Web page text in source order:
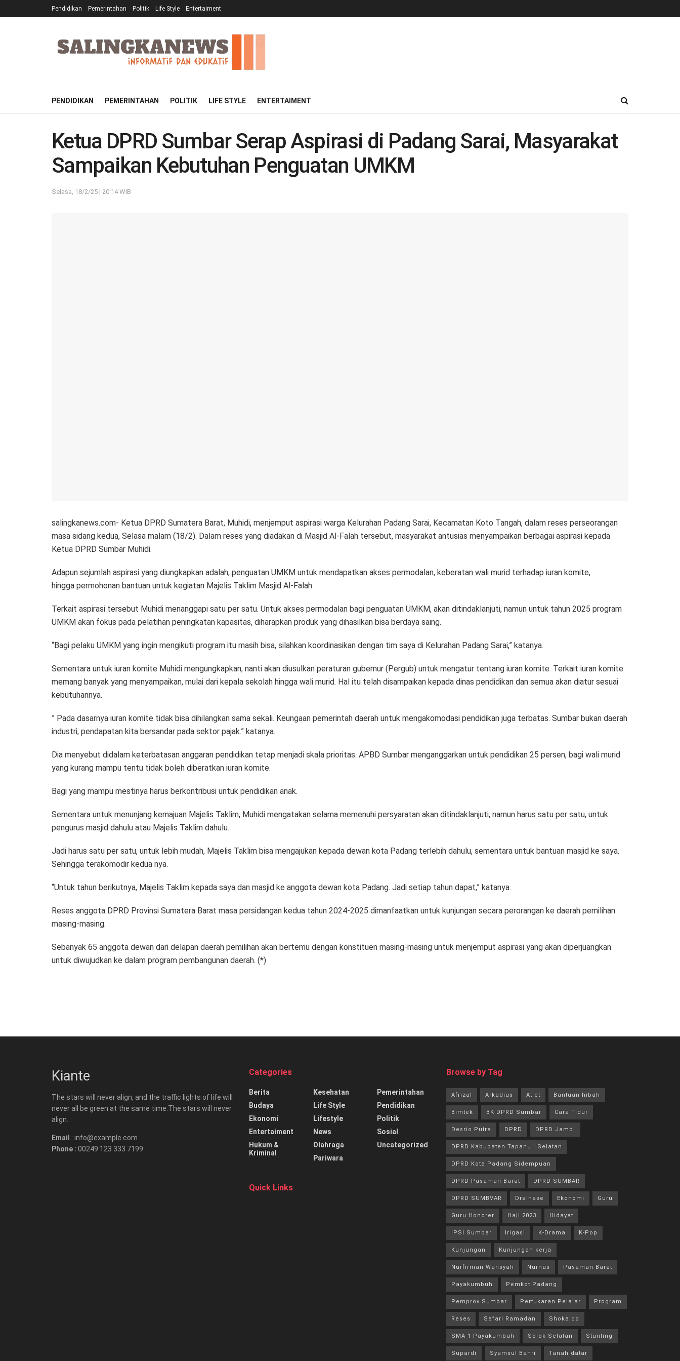
Pendidikan Pemerintahan Politik Life Style Entertaiment
PENDIDIKAN PEMERINTAHAN POLITIK LIFE STYLE ENTERTAIMENT
Ketua DPRD Sumbar Serap Aspirasi di Padang Sarai, Masyarakat
Sampaikan Kebutuhan Penguatan UMKM
Selasa, 18/2/25 | 20:14 WIB
salingkanews.com- Ketua DPRD Sumatera Barat, Muhidi, menjemput aspirasi warga Kelurahan Padang Sarai, Kecamatan Koto Tangah, dalam reses perseorangan
masa sidang kedua, Selasa malam (18/2). Dalam reses yang diadakan di Masjid Al-Falah tersebut, masyarakat antusias menyampaikan berbagai aspirasi kepada
Ketua DPRD Sumbar Muhidi.
Adapun sejumlah aspirasi yang diungkapkan adalah, penguatan UMKM untuk mendapatkan akses permodalan, keberatan wali murid terhadap iuran komite,
hingga permohonan bantuan untuk kegiatan Majelis Taklim Masjid Al-Falah.
Terkait aspirasi tersebut Muhidi menanggapi satu per satu. Untuk akses permodalan bagi penguatan UMKM, akan ditindaklanjuti, namun untuk tahun 2025 program
UMKM akan fokus pada pelatihan peningkatan kapasitas, diharapkan produk yang dihasilkan bisa berdaya saing.
“Bagi pelaku UMKM yang ingin mengikuti program itu masih bisa, silahkan koordinasikan dengan tim saya di Kelurahan Padang Sarai,” katanya.
Sementara untuk iuran komite Muhidi mengungkapkan, nanti akan diusulkan peraturan gubernur (Pergub) untuk mengatur tentang iuran komite. Terkait iuran komite
memang banyak yang menyampaikan, mulai dari kepala sekolah hingga wali murid. Hal itu telah disampaikan kepada dinas pendidikan dan semua akan diatur sesuai
kebutuhannya.
” Pada dasarnya iuran komite tidak bisa dihilangkan sama sekali. Keungaan pemerintah daerah untuk mengakomodasi pendidikan juga terbatas. Sumbar bukan daerah
industri, pendapatan kita bersandar pada sektor pajak.” katanya.
Dia menyebut didalam keterbatasan anggaran pendidikan tetap menjadi skala prioritas. APBD Sumbar menganggarkan untuk pendidikan 25 persen, bagi wali murid
yang kurang mampu tentu tidak boleh diberatkan iuran komite.
Bagi yang mampu mestinya harus berkontribusi untuk pendidikan anak.
Sementara untuk menunjang kemajuan Majelis Taklim, Muhidi mengatakan selama memenuhi persyaratan akan ditindaklanjuti, namun harus satu per satu, untuk
pengurus masjid dahulu atau Majelis Taklim dahulu.
Jadi harus satu per satu, untuk lebih mudah, Majelis Taklim bisa mengajukan kepada dewan kota Padang terlebih dahulu, sementara untuk bantuan masjid ke saya.
Sehingga terakomodir kedua nya.
“Untuk tahun berikutnya, Majelis Taklim kepada saya dan masjid ke anggota dewan kota Padang. Jadi setiap tahun dapat,” katanya.
Reses anggota DPRD Provinsi Sumatera Barat masa persidangan kedua tahun 2024-2025 dimanfaatkan untuk kunjungan secara perorangan ke daerah pemilihan
masing-masing.
Sebanyak 65 anggota dewan dari delapan daerah pemilihan akan bertemu dengan konstituen masing-masing untuk menjemput aspirasi yang akan diperjuangkan
untuk diwujudkan ke dalam program pembangunan daerah. (*)
Kiante
The stars will never align, and the traffic lights of life will
never all be green at the same time.The stars will never
align.
Email : info@example.com
Phone : 00249 123 333 7199
Categories
Berita
Budaya
Ekonomi
Entertaiment
Hukum &
Kriminal
Kesehatan
Life Style
Lifestyle
News
Olahraga
Pariwara
Pemerintahan
Pendidikan
Politik
Sosial
Uncategorized
Quick Links
Browse by Tag
Afrizal Arkadius Atlet Bantuan hibah
Bimtek BK DPRD Sumbar Cara Tidur
Desrio Putra DPRD DPRD Jambi
DPRD Kabupaten Tapanuli Selatan
DPRD Kota Padang Sidempuan
DPRD Pasaman Barat DPRD SUMBAR
DPRD SUMBVAR Drainase Ekonomi Guru
Guru Honorer Haji 2023 Hidayat
IPSI Sumbar Irigasi K-Drama K-Pop
Kunjungan Kunjungan kerja
Nurfirman Wansyah Nurnas Pasaman Barat
Payakumbuh Pemkot Padang
Pemprov Sumbar Pertukaran Pelajar Program
Reses Safari Ramadan Shokaido
SMA 1 Payakumbuh Solok Selatan Stunting
Supardi Syamsul Bahri Tanah datar